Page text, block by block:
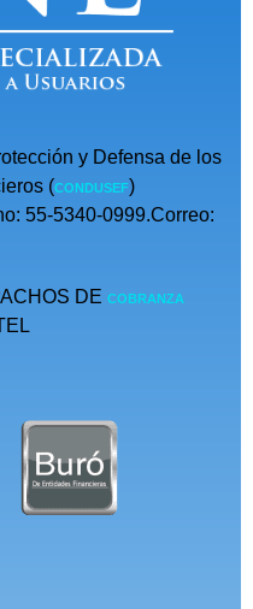
y Defensa de los
(CONDUSEF)
55-5340-0999.Correo:
DE COBRANZA